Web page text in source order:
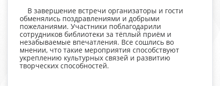
В завершение встречи организаторы и гости
обменялись поздравлениями и добрыми
пожеланиями. Участники поблагодарили
сотрудников библиотеки за тёплый приём и
незабываемые впечатления. Все сошлись во
мнении, что такие мероприятия способствуют
укреплению культурных связей и развитию
творческих способностей.